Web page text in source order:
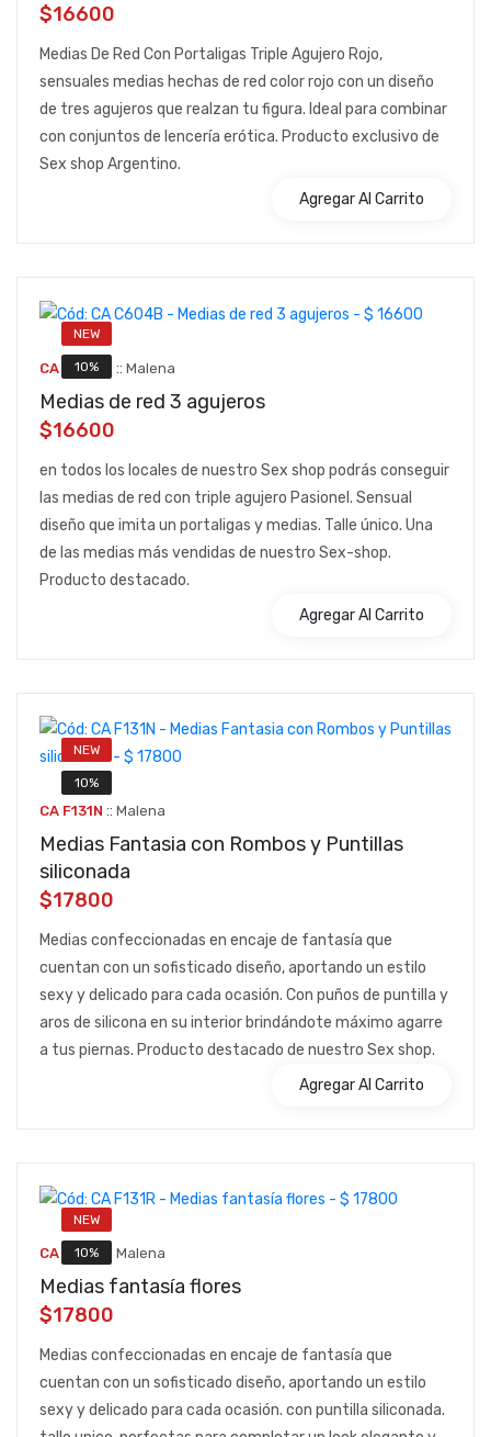
$16600
Medias De Red Con Portaligas Triple Agujero Rojo,
sensuales medias hechas de red color rojo con un diseño
de tres agujeros que realzan tu figura. Ideal para combinar
con conjuntos de lencería erótica. Producto exclusivo de
Sex shop Argentino.
Agregar Al Carrito
NEW
10%
CA C604B :: Malena
Medias de red 3 agujeros
$16600
en todos los locales de nuestro Sex shop podrás conseguir
las medias de red con triple agujero Pasionel. Sensual
diseño que imita un portaligas y medias. Talle único. Una
de las medias más vendidas de nuestro Sex-shop.
Producto destacado.
Agregar Al Carrito
NEW
10%
CA F131N :: Malena
Medias Fantasia con Rombos y Puntillas
siliconada
$17800
Medias confeccionadas en encaje de fantasía que
cuentan con un sofisticado diseño, aportando un estilo
sexy y delicado para cada ocasión. Con puños de puntilla y
aros de silicona en su interior brindándote máximo agarre
a tus piernas. Producto destacado de nuestro Sex shop.
Agregar Al Carrito
NEW
10%
CA F131R Malena
Medias fantasía flores
$17800
Medias confeccionadas en encaje de fantasía que
cuentan con un sofisticado diseño, aportando un estilo
sexy y delicado para cada ocasión. con puntilla siliconada.